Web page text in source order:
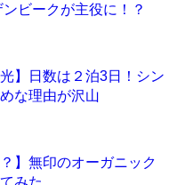
ビークが主役に！？
】日数は２泊3日！シン
な理由が沢山
】無印のオーガニック
みた